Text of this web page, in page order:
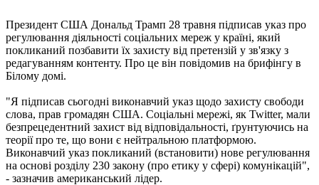
Президент США Дональд Трамп 28 травня підписав указ про
регулювання діяльності соціальних мереж у країні, який
покликаний позбавити їх захисту від претензій у зв'язку з
редагуванням контенту. Про це він повідомив на брифінгу в
Білому домі.
"Я підписав сьогодні виконавчий указ щодо захисту свободи
слова, прав громадян США. Соціальні мережі, як Twitter, мали
безпрецедентний захист від відповідальності, ґрунтуючись на
теорії про те, що вони є нейтральною платформою.
Виконавчий указ покликаний (встановити) нове регулювання
на основі розділу 230 закону (про етику у сфері) комунікацій",
- зазначив американський лідер.